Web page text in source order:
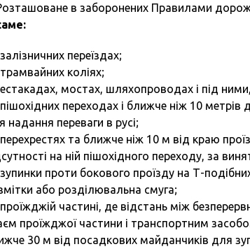
в заборонених Правилами
переїздах;
коліях;
мостах, шляхопроводах і під
переходах і ближче ніж 10 метрів
надання переваги в русі;
та ближче ніж 10 м від краю
на ній пішохідного переходу, за
проти бокового проїзду на Т-
або розділювальна смуга;
частині, де відстань між
проїжджої частини і транспортним
30 м від посадкових майданчиків для